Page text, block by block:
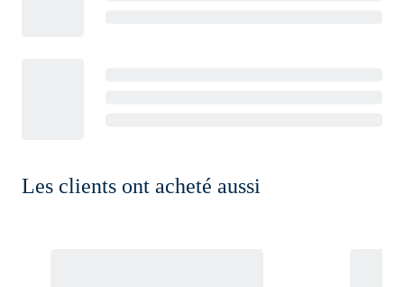
Les clients ont acheté aussi